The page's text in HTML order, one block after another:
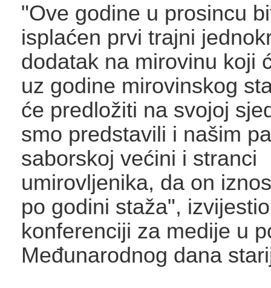
"Ove godine u prosincu
isplaćen prvi trajni
dodatak na mirovinu koji
uz godine mirovinskog
će predložiti na svojoj
smo predstavili i našim
saborskoj većini i stranci
umirovljenika, da on
po godini staža",
konferenciji za medije u
Međunarodnog dana